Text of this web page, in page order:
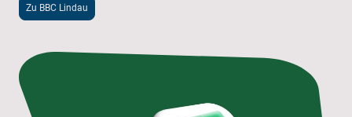
Zu BBC Lindau